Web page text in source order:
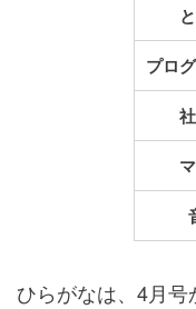
プロ
ひらがなは、4月